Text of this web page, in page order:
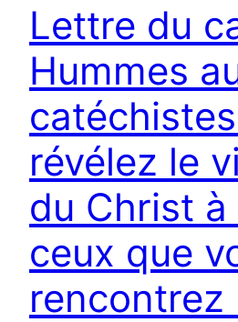
Lettre du
Hummes
révélez le
du Christ à
ceux que
rencontrez